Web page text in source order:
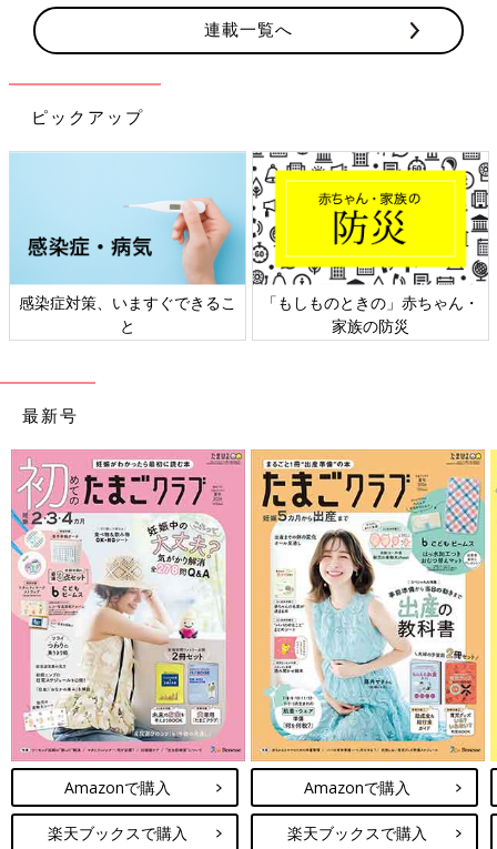
連載一覧へ
ピックアップ
日本外来小児科学会リーフレッ
ト検討会
六星占術 細木かおりさんの人生
相談
最新号
Amazonで購入
楽天ブックスで購入
Amazonで購入
楽天ブックスで購入